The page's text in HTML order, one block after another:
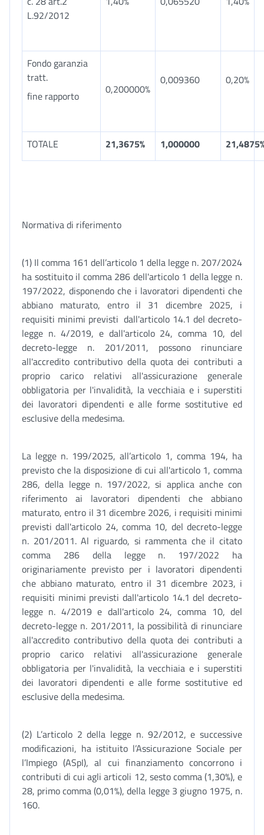
L.92/2012
Fondo garanzia
tratt.
fine rapporto
0,200000%
0,009360 0,20%
TOTALE 21,3675% 1,000000
Normativa di riferimento
(1) Il comma 161 dell’articolo 1 della legge n. 207/2024
ha sostituito il comma 286 dell'articolo 1 della legge n.
197/2022, disponendo che i lavoratori dipendenti che
abbiano maturato, entro il 31 dicembre 2025, i
requisiti minimi previsti dall'articolo 14.1 del decreto-
legge n. 4/2019, e dall'articolo 24, comma 10, del
decreto-legge n. 201/2011, possono rinunciare
all'accredito contributivo della quota dei contributi a
proprio carico relativi all'assicurazione generale
obbligatoria per l'invalidità, la vecchiaia e i superstiti
dei lavoratori dipendenti e alle forme sostitutive ed
esclusive della medesima.
La legge n. 199/2025, all’articolo 1, comma 194, ha
previsto che la disposizione di cui all'articolo 1, comma
286, della legge n. 197/2022, si applica anche con
riferimento ai lavoratori dipendenti che abbiano
maturato, entro il 31 dicembre 2026, i requisiti minimi
previsti dall'articolo 24, comma 10, del decreto-legge
n. 201/2011. Al riguardo, si rammenta che il citato
comma 286 della legge n. 197/2022 ha
originariamente previsto per i lavoratori dipendenti
che abbiano maturato, entro il 31 dicembre 2023, i
requisiti minimi previsti dall'articolo 14.1 del decreto-
legge n. 4/2019 e dall'articolo 24, comma 10, del
decreto-legge n. 201/2011, la possibilità di rinunciare
all'accredito contributivo della quota dei contributi a
proprio carico relativi all'assicurazione generale
obbligatoria per l'invalidità, la vecchiaia e i superstiti
dei lavoratori dipendenti e alle forme sostitutive ed
esclusive della medesima.
(2) L’articolo 2 della legge n. 92/2012, e successive
modificazioni, ha istituito l’Assicurazione Sociale per
l’Impiego (ASpI), al cui finanziamento concorrono i
contributi di cui agli articoli 12, sesto comma (1,30%), e
28, primo comma (0,01%), della legge 3 giugno 1975, n.
160.